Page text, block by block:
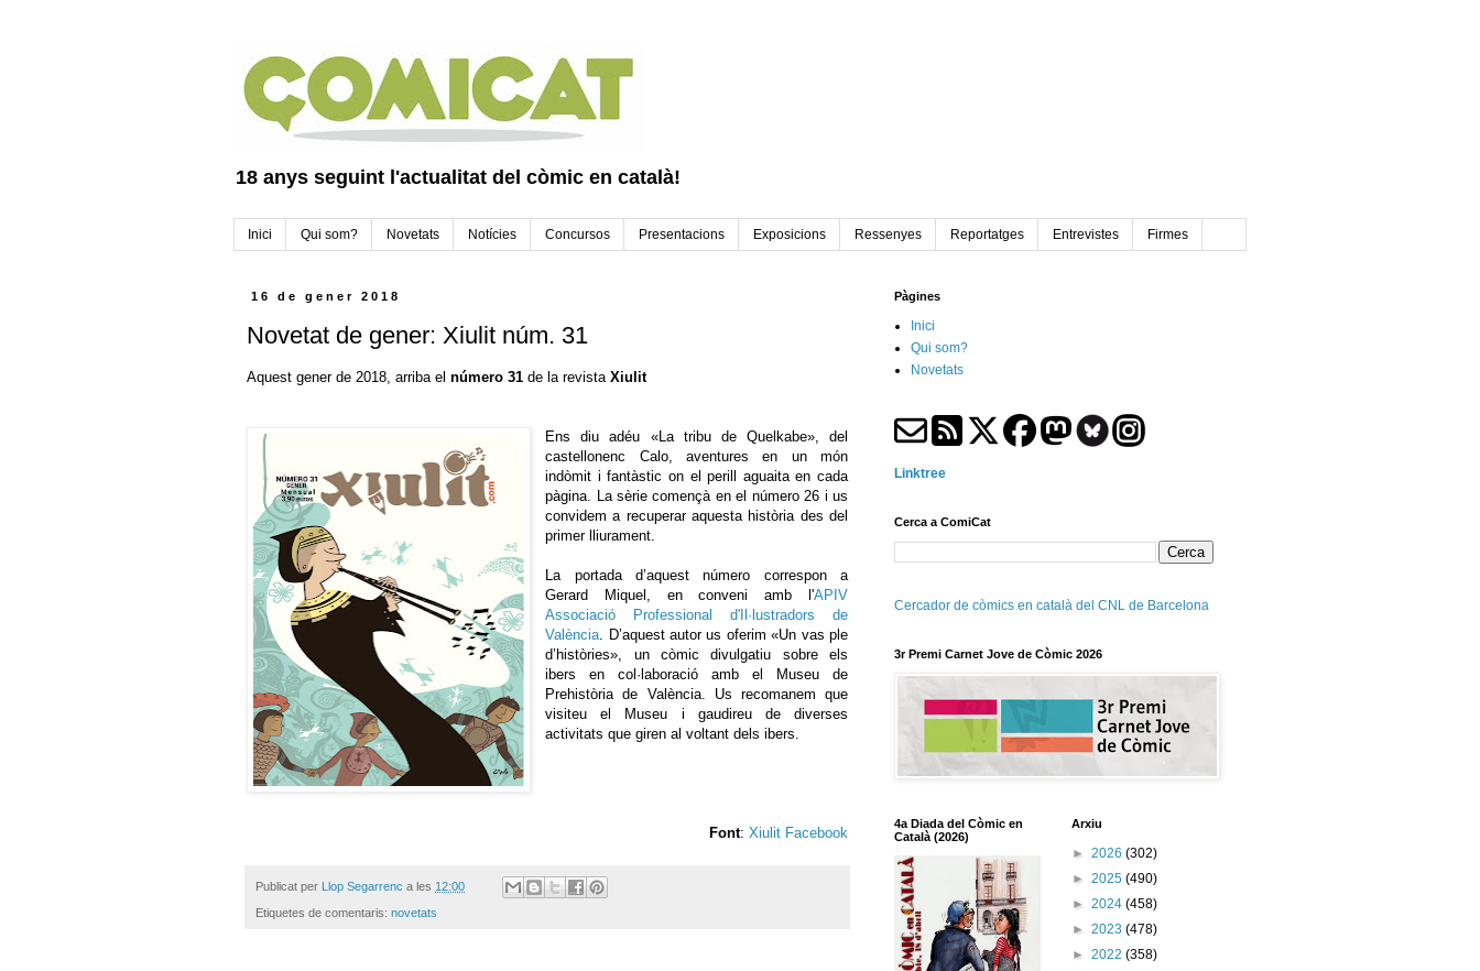
18 anys seguint l'actualitat del còmic en català!
Inici Qui som? Novetats Notícies Concursos Presentacions Exposicions Ressenyes Reportatges Entrevistes Firmes
16 de gener 2018
Novetat de gener: Xiulit núm. 31
Aquest gener de 2018, arriba el número 31 de la revista Xiulit
Ens diu adéu «La tribu de Quelkabe», del
castellonenc Calo, aventures en un món
indòmit i fantàstic on el perill aguaita en cada
pàgina. La sèrie començà en el número 26 i us
convidem a recuperar aquesta història des del
primer lliurament.
La portada d’aquest número correspon a
Gerard Miquel, en conveni amb l'APIV
Associació Professional d'Il·lustradors de
València. D’aquest autor us oferim «Un vas ple
d’històries», un còmic divulgatiu sobre els
ibers en col·laboració amb el Museu de
Prehistòria de València. Us recomanem que
visiteu el Museu i gaudireu de diverses
activitats que giren al voltant dels ibers.
Font: Xiulit Facebook
Publicat per Llop Segarrenc a les 12:00
Etiquetes de comentaris: novetats
Pàgines
Inici
Qui som?
Novetats
Linktree
Cerca a ComiCat
Cercador de còmics en català del CNL de Barcelona
3r Premi Carnet Jove de Còmic 2026
4a Diada del Còmic en
Català (2026)
Arxiu
► 2026 (302)
► 2025 (490)
► 2024 (458)
► 2023 (478)
► 2022 (358)